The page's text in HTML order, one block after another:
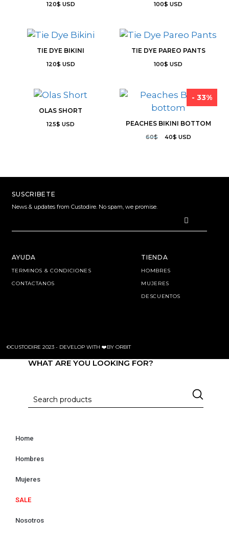
120$ USD 100$ USD
TIE DYE BIKINI
120$ USD
TIE DYE PAREO PANTS
100$ USD
OLAS SHORT
125$ USD
- 33%
PEACHES BIKINI BOTTOM
60$ 40$ USD
TIENDA
HOMBRES
MUJERES
DESCUENTOS
AYUDA
TERMINOS & CONDICIONES
CONTACTANOS
SUSCRIBETE
News & updates from Custodire. No spam, we promise.
©CUSTODIRE 2023 - DEVELOP WITH ❤️BY ORBIT
WHAT ARE YOU LOOKING FOR?
Home
Hombres
Mujeres
SALE
Nosotros